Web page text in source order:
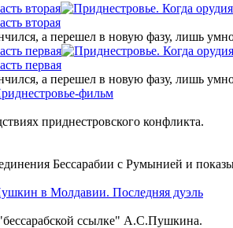
вторая
вторая
а перешел в новую фазу, лишь
первая
первая
а перешел в новую фазу, лишь
приднестровского конфликта.
Бессарабии с Румынией и
ссылке" А.С.Пушкина.